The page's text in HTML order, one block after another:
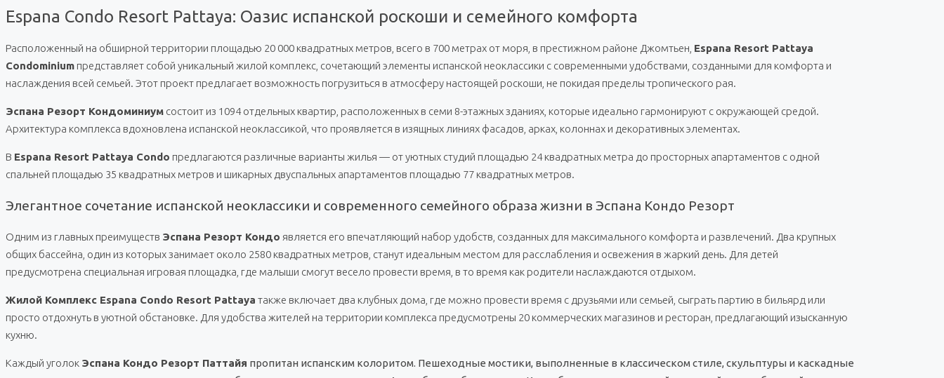
Espana Condo Resort Pattaya: Оазис испанской роскоши и семейного комфорта
Расположенный на обширной территории площадью 20 000 квадратных метров, всего в 700 метрах от моря, в престижном районе Джомтьен, Espana Resort Pattaya
Condominium представляет собой уникальный жилой комплекс, сочетающий элементы испанской неоклассики с современными удобствами, созданными для комфорта и
наслаждения всей семьей. Этот проект предлагает возможность погрузиться в атмосферу настоящей роскоши, не покидая пределы тропического рая.
Эспана Резорт Кондоминиум состоит из 1094 отдельных квартир, расположенных в семи 8-этажных зданиях, которые идеально гармонируют с окружающей средой.
Архитектура комплекса вдохновлена испанской неоклассикой, что проявляется в изящных линиях фасадов, арках, колоннах и декоративных элементах.
В Espana Resort Pattaya Condo предлагаются различные варианты жилья — от уютных студий площадью 24 квадратных метра до просторных апартаментов с одной
спальней площадью 35 квадратных метров и шикарных двуспальных апартаментов площадью 77 квадратных метров.
Элегантное сочетание испанской неоклассики и современного семейного образа жизни в Эспана Кондо Резорт
Одним из главных преимуществ Эспана Резорт Кондо является его впечатляющий набор удобств, созданных для максимального комфорта и развлечений. Два крупных
общих бассейна, один из которых занимает около 2580 квадратных метров, станут идеальным местом для расслабления и освежения в жаркий день. Для детей
предусмотрена специальная игровая площадка, где малыши смогут весело провести время, в то время как родители наслаждаются отдыхом.
Жилой Комплекс Espana Condo Resort Pattaya также включает два клубных дома, где можно провести время с друзьями или семьей, сыграть партию в бильярд или
просто отдохнуть в уютной обстановке. Для удобства жителей на территории комплекса предусмотрены 20 коммерческих магазинов и ресторан, предлагающий изысканную
кухню.
Каждый уголок Эспана Кондо Резорт Паттайя пропитан испанским колоритом. Пешеходные мостики, выполненные в классическом стиле, скульптуры и каскадные